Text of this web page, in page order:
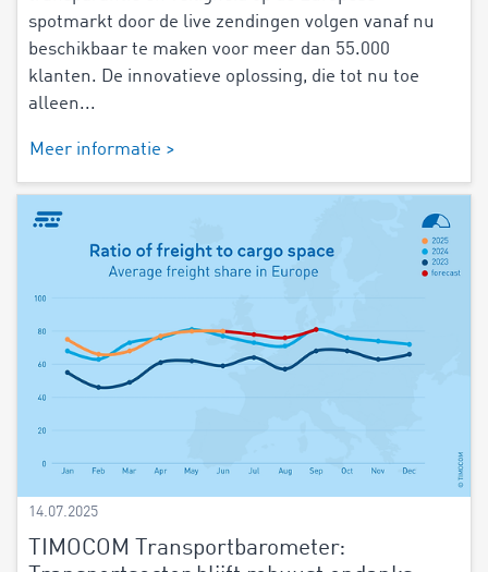
spotmarkt door de live zendingen volgen vanaf nu
beschikbaar te maken voor meer dan 55.000
klanten. De innovatieve oplossing, die tot nu toe
alleen...
Meer informatie >
14.07.2025
TIMOCOM Transportbarometer: